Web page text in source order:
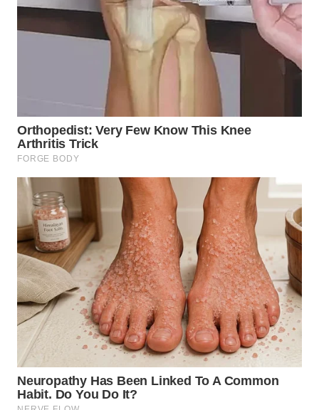
WN
DEPOK
WN
SAMOSIR
WN
PADANG
LAWAS
WN
SUMEDANG
WN
CIANJUR
KEPULAUAN
SERIBU